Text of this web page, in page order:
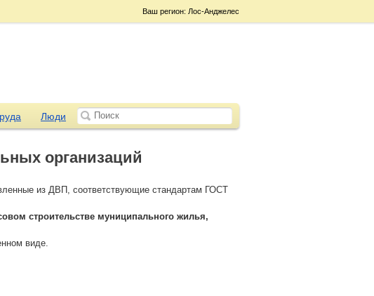
Ваш регион: Лос-Анджелес
Люди
организаций
из ДВП, соответствующие стандартам ГОСТ
строительстве муниципального жилья,
виде.